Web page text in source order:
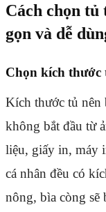
Cách chọn tủ
gọn và dễ
Chọn kích thước
Kích thước tủ nên
không bắt đầu từ
liệu, giấy in, máy
cá nhân đều có
nông, bìa còng sẽ